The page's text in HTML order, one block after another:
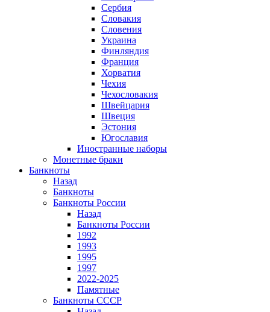
Сербия
Словакия
Словения
Украина
Финляндия
Франция
Хорватия
Чехия
Чехословакия
Швейцария
Швеция
Эстония
Югославия
Иностранные наборы
Монетные браки
Банкноты
Назад
Банкноты
Банкноты России
Назад
Банкноты России
1992
1993
1995
1997
2022-2025
Памятные
Банкноты СССР